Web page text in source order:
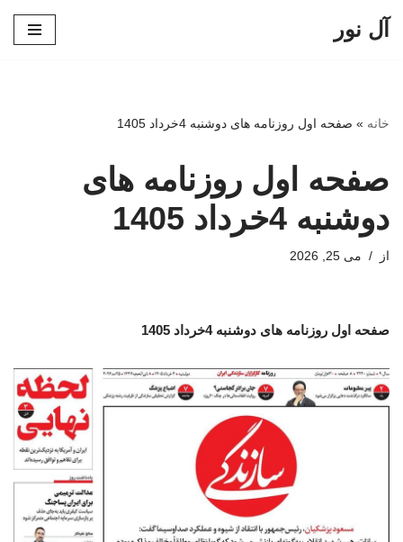
آل نور
خانه » صفحه اول روزنامه های دوشنبه 4خرداد 1405
صفحه اول روزنامه های
دوشنبه 4خرداد 1405
از می 25, 2026
صفحه اول روزنامه های دوشنبه 4خرداد 1405